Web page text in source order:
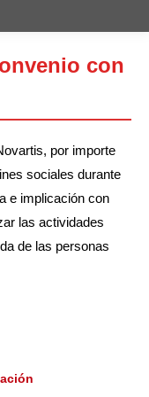
con
por importe
sociales durante
e implicación con
las actividades
de las personas